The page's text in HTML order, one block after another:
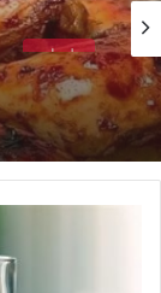
طبخات
طريقة